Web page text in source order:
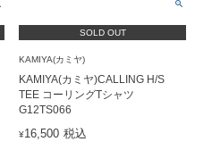
SOLD OUT
KAMIYA(カミヤ)
KAMIYA(カミヤ)CALLING H/S
TEE コーリングTシャツ
G12TS066
¥16,500 税込